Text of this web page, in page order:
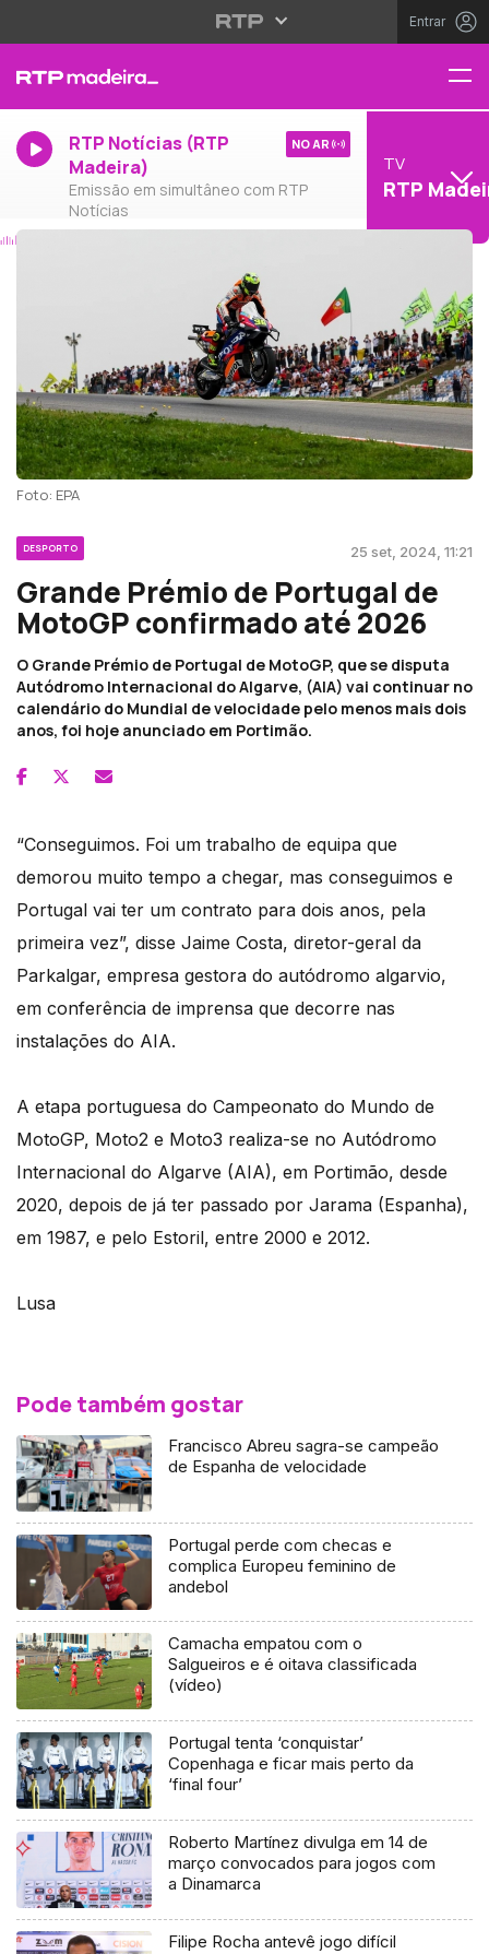
Entrar
RTP Notícias (RTP
Madeira)
Emissão em simultâneo com RTP
Notícias
NO AR
TV
RTP
Foto: EPA
DESPORTO 25 set, 2024, 11:21
Grande Prémio de Portugal de
MotoGP confirmado até 2026
O Grande Prémio de Portugal de MotoGP, que se disputa
Autódromo Internacional do Algarve, (AIA) vai continuar no
calendário do Mundial de velocidade pelo menos mais dois
anos, foi hoje anunciado em Portimão.
“Conseguimos. Foi um trabalho de equipa que
demorou muito tempo a chegar, mas conseguimos e
Portugal vai ter um contrato para dois anos, pela
primeira vez”, disse Jaime Costa, diretor-geral da
Parkalgar, empresa gestora do autódromo algarvio,
em conferência de imprensa que decorre nas
instalações do AIA.
A etapa portuguesa do Campeonato do Mundo de
MotoGP, Moto2 e Moto3 realiza-se no Autódromo
Internacional do Algarve (AIA), em Portimão, desde
2020, depois de já ter passado por Jarama (Espanha),
em 1987, e pelo Estoril, entre 2000 e 2012.
Lusa
Pode também gostar
Francisco Abreu sagra-se campeão
de Espanha de velocidade
Portugal perde com checas e
complica Europeu feminino de
andebol
Camacha empatou com o
Salgueiros e é oitava classificada
(vídeo)
Portugal tenta ‘conquistar’
Copenhaga e ficar mais perto da
‘final four’
Roberto Martínez divulga em 14 de
março convocados para jogos com
a Dinamarca
Filipe Rocha antevê jogo difícil